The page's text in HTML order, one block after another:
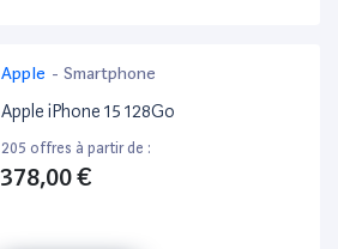
Apple - Smartphone
Apple iPhone 15 128Go
205 offres à partir de :
378,00 €